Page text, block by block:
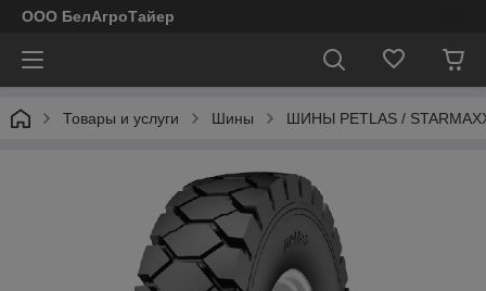
ООО БелАгроТайер
Товары и услуги Шины ШИНЫ PETLAS /